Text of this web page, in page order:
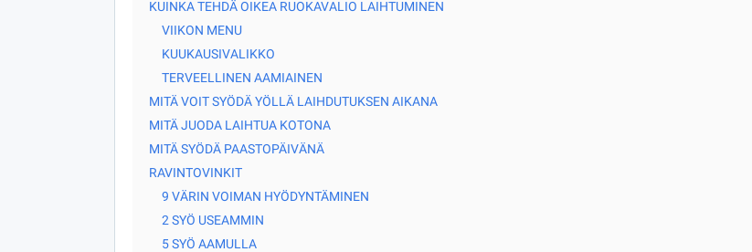
KUINKA TEHDÄ OIKEA RUOKAVALIO LAIHTUMINEN
VIIKON MENU
KUUKAUSIVALIKKO
TERVEELLINEN AAMIAINEN
MITÄ VOIT SYÖDÄ YÖLLÄ LAIHDUTUKSEN AIKANA
MITÄ JUODA LAIHTUA KOTONA
MITÄ SYÖDÄ PAASTOPÄIVÄNÄ
RAVINTOVINKIT
9 VÄRIN VOIMAN HYÖDYNTÄMINEN
2 SYÖ USEAMMIN
5 SYÖ AAMULLA